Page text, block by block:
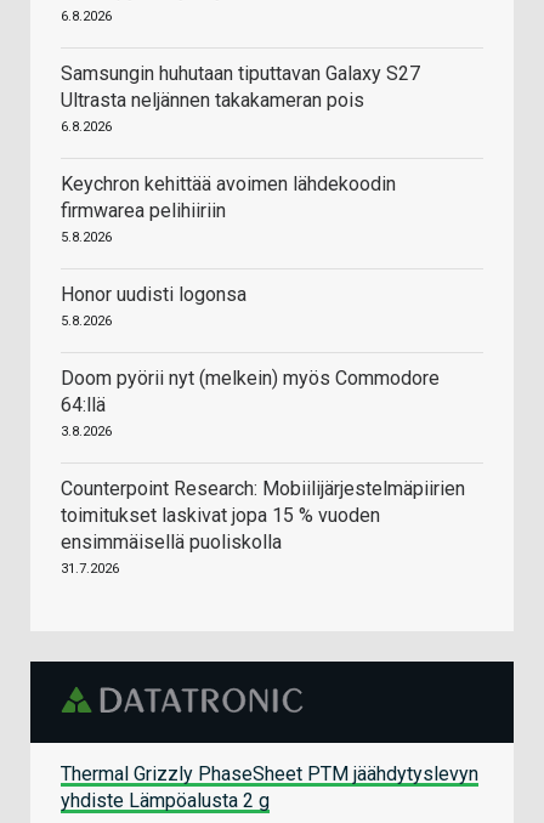
6.8.2026
Samsungin huhutaan tiputtavan Galaxy S27
Ultrasta neljännen takakameran pois
6.8.2026
Keychron kehittää avoimen lähdekoodin
firmwarea pelihiiriin
5.8.2026
Honor uudisti logonsa
5.8.2026
Doom pyörii nyt (melkein) myös Commodore
64:llä
3.8.2026
Counterpoint Research: Mobiilijärjestelmäpiirien
toimitukset laskivat jopa 15 % vuoden
ensimmäisellä puoliskolla
31.7.2026
Thermal Grizzly PhaseSheet PTM jäähdytyslevyn
yhdiste Lämpöalusta 2 g